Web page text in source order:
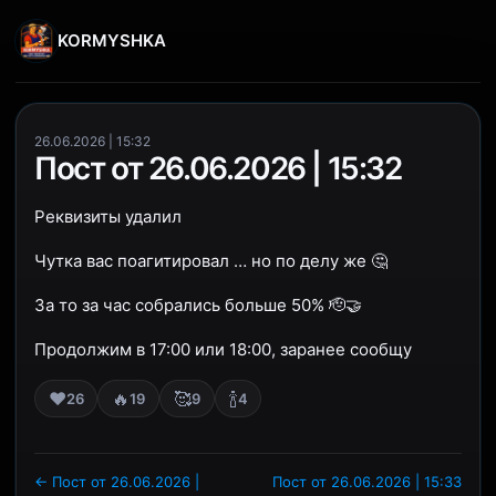
KORMYSHKA
26.06.2026 | 15:32
Пост от 26.06.2026 | 15:32
Реквизиты удалил
Чутка вас поагитировал … но по делу же 🤔
За то за час собрались больше 50% 🫡🤝
Продолжим в 17:00 или 18:00, заранее сообщу
❤️26 🔥19 🥰9 🍾4
← Пост от 26.06.2026 |
Пост от 26.06.2026 | 15:33